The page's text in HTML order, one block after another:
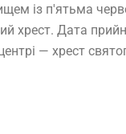
із п'ятьма
хрест. Дата
— хрест